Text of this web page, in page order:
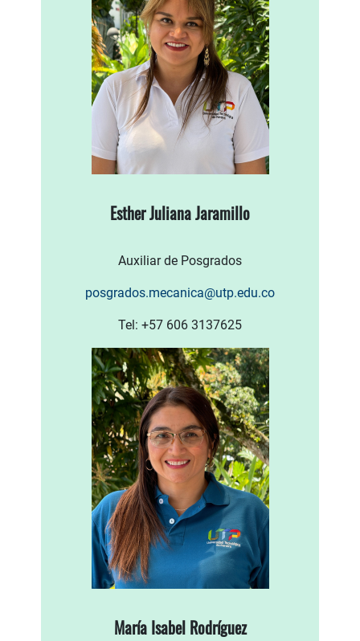
Esther Juliana Jaramillo
Auxiliar de Posgrados
posgrados.mecanica@utp.edu.co
Tel: +57 606 3137625
María Isabel Rodríguez